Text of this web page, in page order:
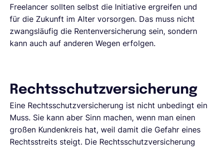
Freelancer sollten selbst die Initiative ergreifen und
für die Zukunft im Alter vorsorgen. Das muss nicht
zwangsläufig die Rentenversicherung sein, sondern
kann auch auf anderen Wegen erfolgen.
Rechtsschutzversicherung
Eine Rechtsschutzversicherung ist nicht unbedingt ein
Muss. Sie kann aber Sinn machen, wenn man einen
großen Kundenkreis hat, weil damit die Gefahr eines
Rechtsstreits steigt. Die Rechtsschutzversicherung